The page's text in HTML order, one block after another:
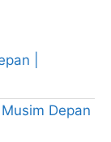
|
Depan